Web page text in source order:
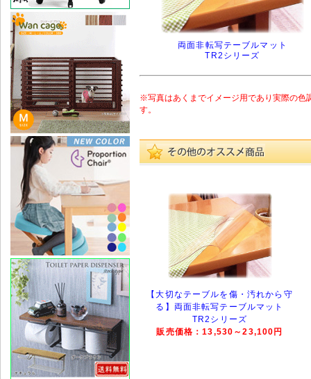
両面非転写テーブルマット
TR2シリーズ
※写真はあくまでイメージ用であり実際の色
す。
【大切なテーブルを傷・汚れから守
る】両面非転写テーブルマット
TR2シリーズ
販売価格：13,530～23,100円